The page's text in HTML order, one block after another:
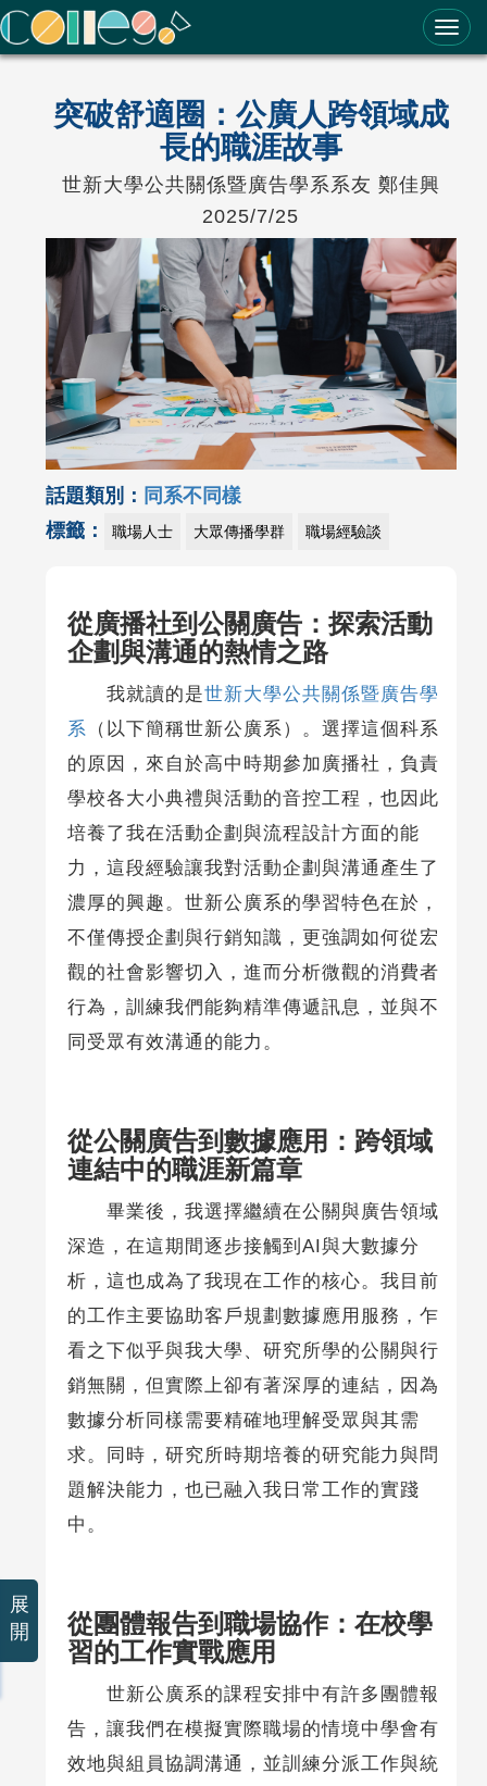
ColleGo! 大學選才與高中育才輔助系統
突破舒適圈：公廣人跨領域成
長的職涯故事
世新大學公共關係暨廣告學系系友 鄭佳興
2025/7/25
話題類別： 同系不同樣
標籤：
職場人士 大眾傳播學群 職場經驗談
從廣播社到公關廣告：探索活動
企劃與溝通的熱情之路
我就讀的是世新大學公共關係暨廣告學
系 （以下簡稱世新公廣系）。選擇這個科系
的原因，來自於高中時期參加廣播社，負責
學校各大小典禮與活動的音控工程，也因此
培養了我在活動企劃與流程設計方面的能
力，這段經驗讓我對活動企劃與溝通產生了
濃厚的興趣。世新公廣系的學習特色在於，
不僅傳授企劃與行銷知識，更強調如何從宏
觀的社會影響切入，進而分析微觀的消費者
行為，訓練我們能夠精準傳遞訊息，並與不
同受眾有效溝通的能力。
從公關廣告到數據應用：跨領域
連結中的職涯新篇章
畢業後，我選擇繼續在公關與廣告領域
深造，在這期間逐步接觸到AI與大數據分
析，這也成為了我現在工作的核心。我目前
的工作主要協助客戶規劃數據應用服務，乍
看之下似乎與我大學、研究所學的公關與行
銷無關，但實際上卻有著深厚的連結，因為
數據分析同樣需要精確地理解受眾與其需
求。同時，研究所時期培養的研究能力與問
題解決能力，也已融入我日常工作的實踐
中。
從團體報告到職場協作：在校學
習的工作實戰應用
世新公廣系的課程安排中有許多團體報
告，讓我們在模擬實際職場的情境中學會有
效地與組員協調溝通，並訓練分派工作與統
展
開